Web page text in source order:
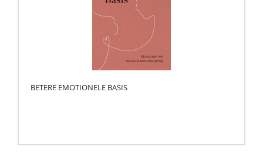
BETERE EMOTIONELE BASIS